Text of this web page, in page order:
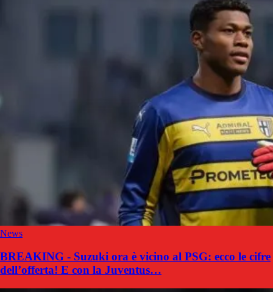
News
BREAKING - Suzuki ora è vicino al PSG: ecco le cifre
dell’offerta! E con la Juventus…